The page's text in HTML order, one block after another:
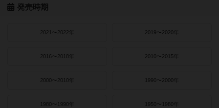
発売時期
2021〜2022年 2019〜2020年
2016〜2018年 2010〜2015年
2000〜2010年 1990〜2000年
1980〜1990年 1950〜1980年